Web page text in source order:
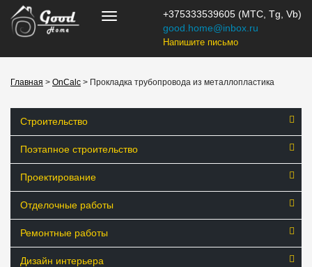
+375333539605 (МТС, Tg, Vb)
good.home@inbox.ru
Напишите письмо
Главная > OnCalc > Прокладка трубопровода из металлопластика
Строительство
Поэтапное строительство
Проектирование
Отделочные работы
Ремонтные работы
Дизайн интерьера